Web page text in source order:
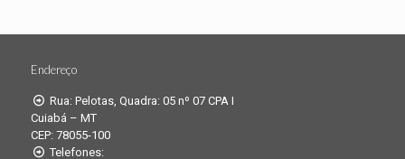
Endereço
Rua: Pelotas, Quadra: 05 nº 07 CPA I
Cuiabá – MT
CEP: 78055-100
Telefones: